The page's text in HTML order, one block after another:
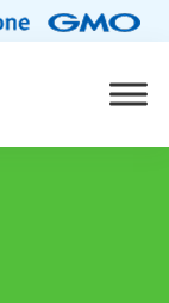
“Top Sales